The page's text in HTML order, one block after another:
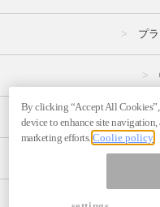
プ
メルマガ
ページ内の商標は全て商標権
By clicking “Accept All
device to enhance site navigation,
marketing efforts.Coolie policy